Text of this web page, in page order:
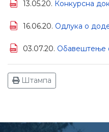
13.05.20. Конкурсна
16.06.20. Одлука о
03.07.20. Обавештење
Штампа